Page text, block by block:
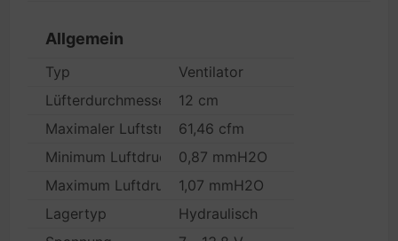
Allgemein
Typ
Ventilator
Lüfterdurchmesser
12 cm
Maximaler Luftstrom61,46 cfm
Minimum Luftdruck
0,87 mmH2O
Maximum Luftdruck 1,07 mmH2O
Lagertyp
Hydraulisch